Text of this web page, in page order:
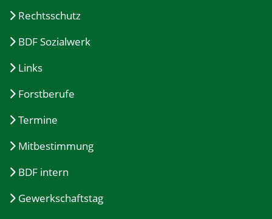
Rechtsschutz
BDF Sozialwerk
Links
Forstberufe
Termine
Mitbestimmung
BDF intern
Gewerkschaftstag